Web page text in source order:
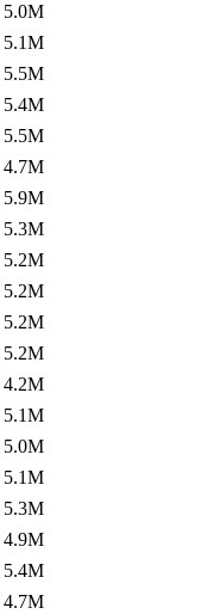
5.0M
5.1M
5.5M
5.4M
5.5M
4.7M
5.9M
5.3M
5.2M
5.2M
5.2M
5.2M
4.2M
5.1M
5.0M
5.1M
5.3M
4.9M
5.4M
4.7M